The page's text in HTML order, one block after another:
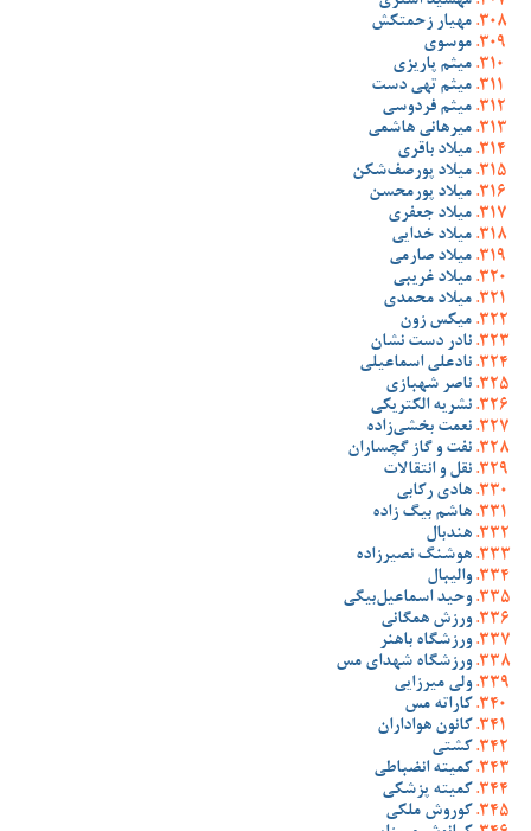
مهیار زحمتکش
موسوی
میثم پاریزی
میثم تهی دست
میثم فردوسی
میرهانی هاشمی
میلاد باقری
میلاد پورصف‌شکن
میلاد پورمحسن
میلاد جعفری
میلاد خدایی
میلاد صارمی
میلاد غریبی
میلاد محمدی
میکس زون
نادر دست نشان
نادعلی اسماعیلی
ناصر شهبازی
نشریه الکتریکی
نعمت بخشی‌زاده
نفت و گاز گچساران
نقل و انتقالات
هادی رکابی
هاشم بیگ زاده
هندبال
هوشنگ نصیرزاده
والیبال
وحید اسماعیل‌بیگی
ورزش همگانی
ورزشگاه باهنر
ورزشگاه شهدای مس
ولی میرزایی
کاراته مس
کانون هواداران
کشتی
کمیته انضباطی
کمیته پزشکی
کوروش ملکی